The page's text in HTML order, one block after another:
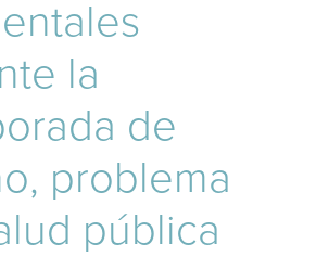
la
de
problema
pública